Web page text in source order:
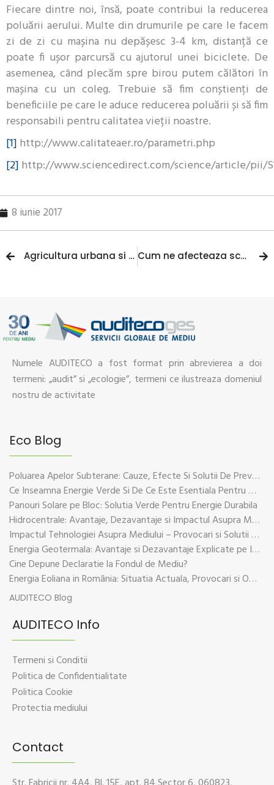
Fiecare dintre noi, însă, poate contribui la reducerea
poluării aerului. Multe din drumurile pe care le facem
zi de zi cu mașina nu depășesc 3-4 km, distanță ce
poate fi ușor parcursă cu ajutorul unei biciclete. De
asemenea, când plecăm spre birou putem călători în
mașina cu un coleg. Trebuie să fim conștienți de
beneficiile pe care le aduce reducerea poluării și să fim
responsabili pentru calitatea vieții noastre.
[1] http://www.calitateaer.ro/parametri.php
[2] http://www.sciencedirect.com/science/article/pii/
8 iunie 2017
Agricultura urbana si orasele viitorului Cum ne afecteaza schimbarile climatice
Numele AUDITECO a fost format prin abrevierea a doi
termeni: „audit” si „ecologie”, termeni ce ilustreaza domeniul
nostru de activitate
Eco Blog
Poluarea Apelor Subterane: Cauze, Efecte Si Solutii De Prevenire
Ce Inseamna Energie Verde Si De Ce Este Esentiala Pentru Viitorul Planetei
Panouri Solare pe Bloc: Solutia Verde Pentru Energie Durabila
Hidrocentrale: Avantaje, Dezavantaje si Impactul Asupra Mediului
Impactul Tehnologiei Asupra Mediului – Provocari si Solutii Sustenabile
Energia Geotermala: Avantaje si Dezavantaje Explicate pe Intelesul Tuturor
Cine Depune Declaratie la Fondul de Mediu?
Energia Eoliana in România: Situatia Actuala, Provocari si Oportunitati
AUDITECO Blog
AUDITECO Info
Termeni si Conditii
Politica de Confidentialitate
Politica Cookie
Protectia mediului
Contact